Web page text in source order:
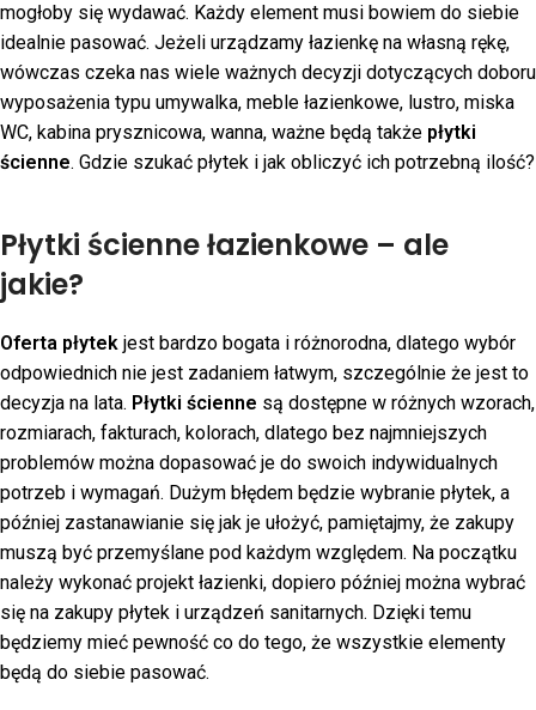
mogłoby się wydawać. Każdy element musi bowiem do siebie
idealnie pasować. Jeżeli urządzamy łazienkę na własną rękę,
wówczas czeka nas wiele ważnych decyzji dotyczących doboru
wyposażenia typu umywalka, meble łazienkowe, lustro, miska
WC, kabina prysznicowa, wanna, ważne będą także płytki
ścienne. Gdzie szukać płytek i jak obliczyć ich potrzebną ilość?
Płytki ścienne łazienkowe – ale
jakie?
Oferta płytek jest bardzo bogata i różnorodna, dlatego wybór
odpowiednich nie jest zadaniem łatwym, szczególnie że jest to
decyzja na lata. Płytki ścienne są dostępne w różnych wzorach,
rozmiarach, fakturach, kolorach, dlatego bez najmniejszych
problemów można dopasować je do swoich indywidualnych
potrzeb i wymagań. Dużym błędem będzie wybranie płytek, a
później zastanawianie się jak je ułożyć, pamiętajmy, że zakupy
muszą być przemyślane pod każdym względem. Na początku
należy wykonać projekt łazienki, dopiero później można wybrać
się na zakupy płytek i urządzeń sanitarnych. Dzięki temu
będziemy mieć pewność co do tego, że wszystkie elementy
będą do siebie pasować.